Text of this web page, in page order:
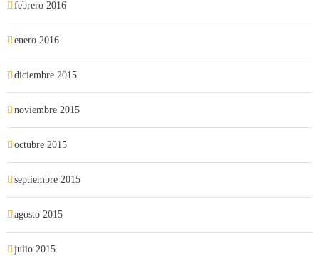
febrero 2016
enero 2016
diciembre 2015
noviembre 2015
octubre 2015
septiembre 2015
agosto 2015
julio 2015